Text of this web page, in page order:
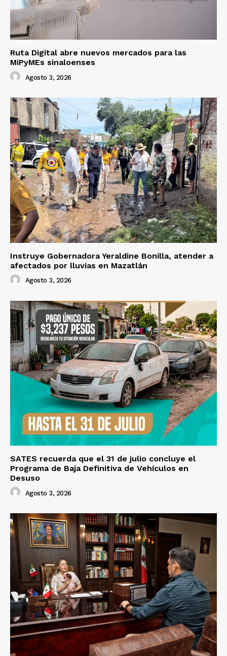
Ruta Digital abre nuevos mercados para las
MiPyMEs sinaloenses
Agosto 3, 2026
Instruye Gobernadora Yeraldine Bonilla, atender a
afectados por lluvias en Mazatlán
Agosto 3, 2026
SATES recuerda que el 31 de julio concluye el
Programa de Baja Definitiva de Vehículos en
Desuso
Agosto 3, 2026